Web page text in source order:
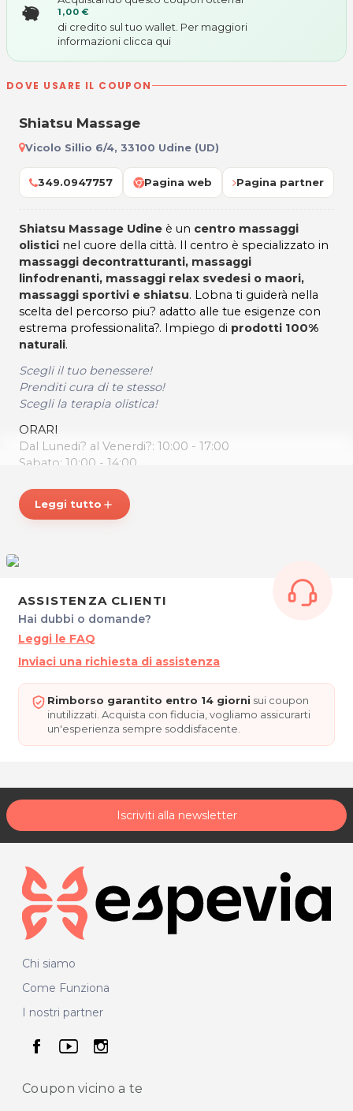
1,00 €
di credito sul tuo wallet. Per maggiori
informazioni clicca qui
DOVE USARE IL COUPON
Shiatsu Massage
Vicolo Sillio 6/4, 33100 Udine (UD)
349.0947757 Pagina web Pagina partner
Shiatsu Massage Udine è un centro massaggi
olistici nel cuore della città. Il centro è specializzato in
massaggi decontratturanti, massaggi
linfodrenanti, massaggi relax svedesi o maori,
massaggi sportivi e shiatsu. Lobna ti guiderà nella
scelta del percorso piu? adatto alle tue esigenze con
estrema professionalita?. Impiego di prodotti 100%
naturali.
Scegli il tuo benessere!
Prenditi cura di te stesso!
Scegli la terapia olistica!
ORARI
Dal Lunedi? al Venerdi?: 10:00 - 17:00
Sabato: 10:00 - 14:00
SHIATSU MASSAGE UDINE
Vicolo Sillio, 6/4
Per ulteriori informazioni sull'offerta o sulle
modalità di acquisto scrivi a
Leggi tutto add
ASSISTENZA CLIENTI
Hai dubbi o domande?
Leggi le FAQ
Inviaci una richiesta di assistenza
Rimborso garantito entro 14 giorni sui coupon
inutilizzati. Acquista con fiducia, vogliamo assicurarti
un'esperienza sempre soddisfacente.
Iscriviti alla newsletter
Chi siamo
Come Funziona
I nostri partner
seguici su facebook
seguici su youtube
seguici su instagram
Coupon vicino a te